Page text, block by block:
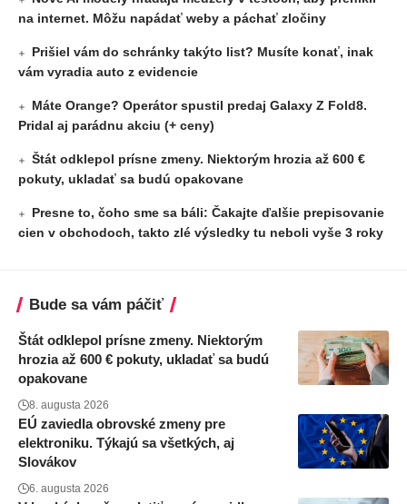
na internet. Môžu napádať weby a páchať zločiny
Prišiel vám do schránky takýto list? Musíte konať, inak
vám vyradia auto z evidencie
Máte Orange? Operátor spustil predaj Galaxy Z Fold8.
Pridal aj parádnu akciu (+ ceny)
Štát odklepol prísne zmeny. Niektorým hrozia až 600 €
pokuty, ukladať sa budú opakovane
Presne to, čoho sme sa báli: Čakajte ďalšie prepisovanie
cien v obchodoch, takto zlé výsledky tu neboli vyše 3 roky
Bude sa vám páčiť
Štát odklepol prísne zmeny. Niektorým
hrozia až 600 € pokuty, ukladať sa budú
opakovane
8. augusta 2026
EÚ zaviedla obrovské zmeny pre
elektroniku. Týkajú sa všetkých, aj
Slovákov
6. augusta 2026